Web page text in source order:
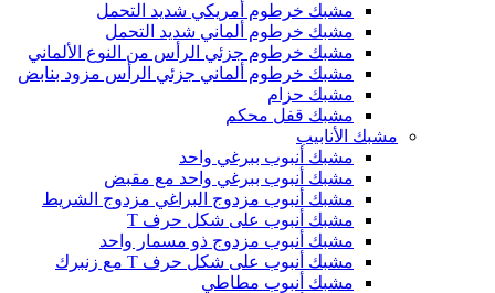
مشبك خرطوم أمريكي شديد التحمل
مشبك خرطوم ألماني شديد التحمل
مشبك خرطوم جزئي الرأس من النوع الألماني
مشبك خرطوم ألماني جزئي الرأس مزود بنابض
مشبك حزام
مشبك قفل محكم
مشبك الأنابيب
مشبك أنبوب ببرغي واحد
مشبك أنبوب ببرغي واحد مع مقبض
مشبك أنبوب مزدوج البراغي مزدوج الشريط
مشبك أنبوب على شكل حرف T
مشبك أنبوب مزدوج ذو مسمار واحد
مشبك أنبوب على شكل حرف T مع زنبرك
مشبك أنبوب مطاطي